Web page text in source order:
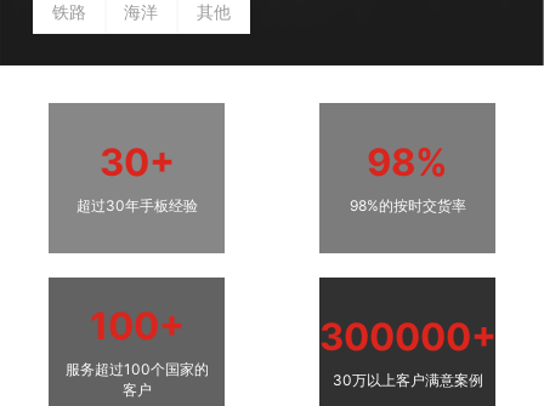
铁路 海洋 其他
30+
超过30年手板经验
98%
98%的按时交货率
100+
服务超过100个国家的
客户
300000+
30万以上客户满意案例